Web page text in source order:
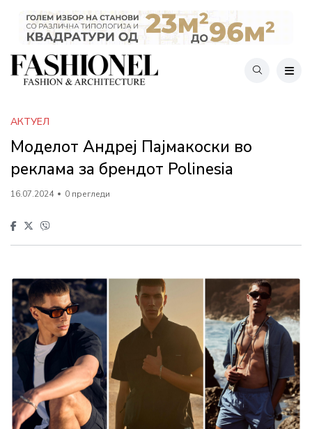
АКТУЕЛ
Моделот Андреј Пајмакоски во
реклама за брендот Polinesia
16.07.2024 0 прегледи